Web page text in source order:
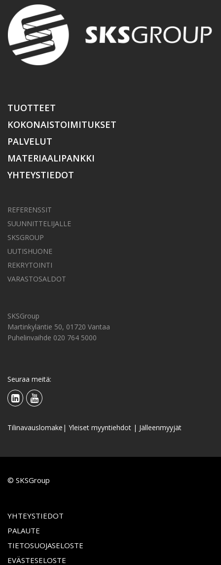
TUOTTEET
KOKONAISTOIMITUKSET
PALVELUT
MATERIAALIPANKKI
YHTEYSTIEDOT
REFERENSSIT
SUUNNITTELIJALLE
SKSGROUP
UUTISHUONE
REKRYTOINTI
VARASTOSALDOT
SKSGroup
Martinkyläntie 50, 01720 Vantaa
Puhelinvaihde 020 764 5000
Seuraa meitä:
Tilinavauslomake | Yleiset myyntiehdot | Jälleenmyyjät
© SKSGroup
YHTEYSTIEDOT
PALAUTE
TIETOSUOJASELOSTE
EVÄSTESELOSTE